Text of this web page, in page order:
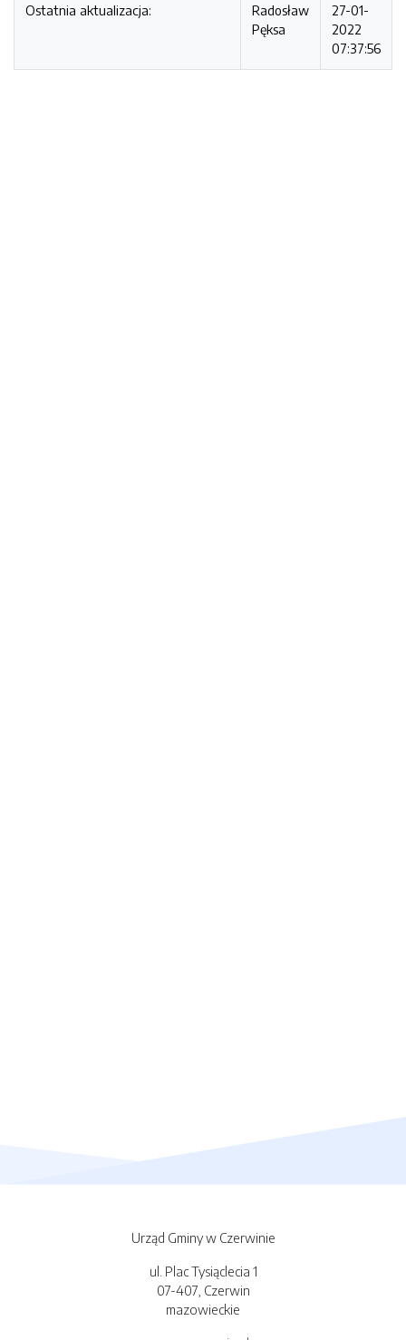
Ostatnia aktualizacja:
Radosław
Pęksa
27-01-
2022
07:37:56
Urząd Gminy w Czerwinie
ul. Plac Tysiąclecia 1
07-407, Czerwin
mazowieckie